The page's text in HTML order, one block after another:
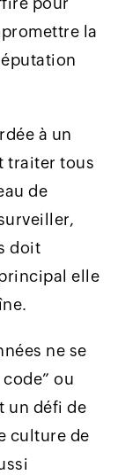
la
à un
traiter tous
de
doit
elle
ne se
ou
un défi de
culture de